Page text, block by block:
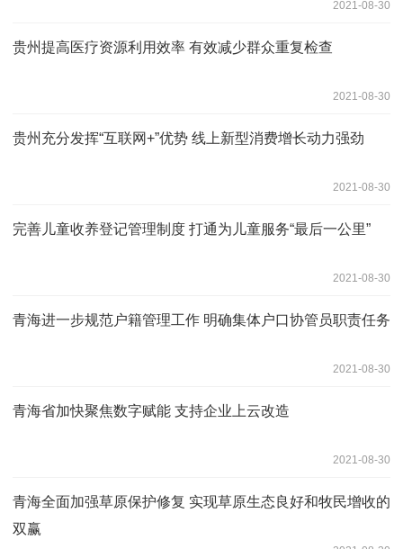
2021-08-30
贵州提高医疗资源利用效率 有效减少群众重复检查
2021-08-30
贵州充分发挥“互联网+”优势 线上新型消费增长动力强劲
2021-08-30
完善儿童收养登记管理制度 打通为儿童服务“最后一公里”
2021-08-30
青海进一步规范户籍管理工作 明确集体户口协管员职责任务
2021-08-30
青海省加快聚焦数字赋能 支持企业上云改造
2021-08-30
青海全面加强草原保护修复 实现草原生态良好和牧民增收的
双赢